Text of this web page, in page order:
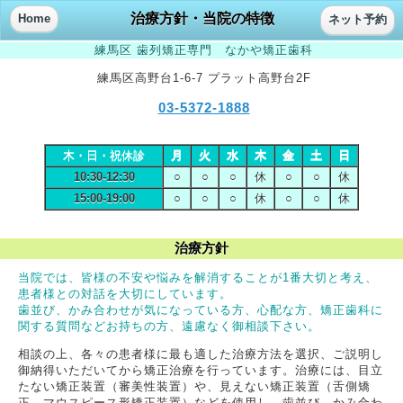
Home 治療方針・当院の特徴 ネット予約
練馬区 歯列矯正専門 なかや矯正歯科
練馬区高野台1-6-7 プラット高野台2F
03-5372-1888
木・日・祝休診 月 火 水 木 金 土
日
10:30-12:30
○ ○ ○ 休 ○ ○
休
15:00-19:00
○ ○ ○ 休 ○ ○ 休
治療方針
当院では、皆様の不安や悩みを解消することが1番大切と考え、
患者様との対話を大切にしています。
歯並び、かみ合わせが気になっている方、心配な方、矯正歯科に
関する質問などお持ちの方、遠慮なく御相談下さい。
相談の上、各々の患者様に最も適した治療方法を選択、ご説明し
御納得いただいてから矯正治療を行っています。治療には、目立
たない矯正装置（審美性装置）や、見えない矯正装置（舌側矯